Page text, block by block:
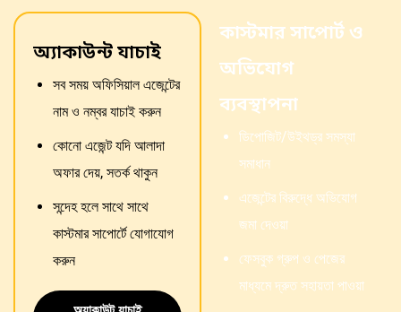
অ্যাকাউন্ট যাচাই
সব সময় অফিসিয়াল এজেন্টের
নাম ও নম্বর যাচাই করুন
কোনো এজেন্ট যদি আলাদা
অফার দেয়, সতর্ক থাকুন
সন্দেহ হলে সাথে সাথে
কাস্টমার সাপোর্টে যোগাযোগ
করুন
কাস্টমার সাপোর্ট ও
অভিযোগ
ব্যবস্থাপনা
ডিপোজিট/উইথড্র সমস্যা
সমাধান
এজেন্টের বিরুদ্ধে অভিযোগ
জমা দেওয়া
ফেসবুক গ্রুপ ও পেজের
মাধ্যমে দ্রুত সহায়তা পাওয়া